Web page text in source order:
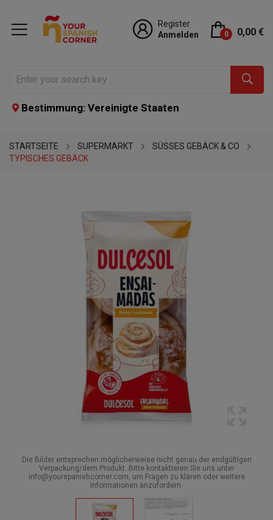
Register
Anmelden
0 0,00 €
Bestimmung: Vereinigte Staaten
STARTSEITE SUPERMARKT
SÜSSES GEBÄCK & CO
TYPISCHES GEBÄCK
Die Bilder entsprechen möglicherweise nicht genau der endgültigen
Verpackung/dem Produkt. Bitte kontaktieren Sie uns unter
info@yourspanishcorner.com, um Fragen zu klären oder weitere
Informationen anzufordern.